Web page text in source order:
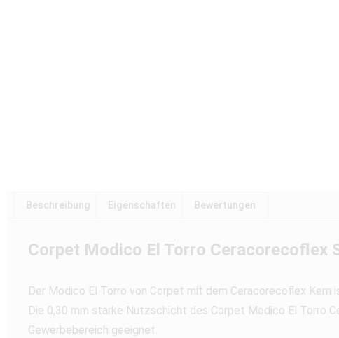
Beschreibung Eigenschaften Bewertungen
Corpet Modico El Torro Ceracorecoflex
Der Modico El Torro von Corpet mit dem Ceracorecoflex Kern
Die 0,30 mm starke Nutzschicht des Corpet Modico El Torro
Gewerbebereich geeignet.